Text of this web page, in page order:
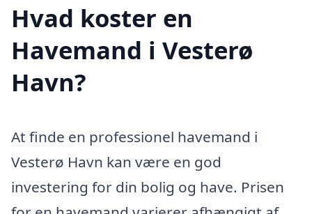
Hvad koster en
Havemand i Vesterø
Havn?
At finde en professionel havemand i
Vesterø Havn kan være en god
investering for din bolig og have. Prisen